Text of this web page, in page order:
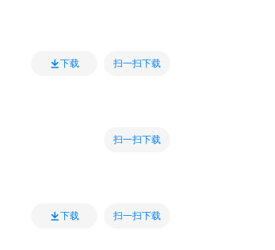
下载 扫一扫下载
扫一扫下载
下载 扫一扫下载